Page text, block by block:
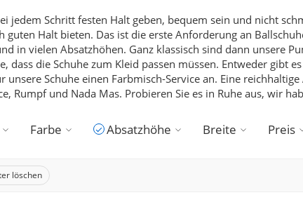
jedem Schritt festen Halt geben, bequem sein und nicht
guten Halt bieten. Das ist die erste Anforderung an
in vielen Absatzhöhen. Ganz klassisch sind dann unsere
dass die Schuhe zum Kleid passen müssen. Entweder
Schuhe einen Farbmisch-Service an. Eine
Rumpf und Nada Mas. Probieren Sie es in Ruhe aus, wir
Farbe Absatzhöhe Breite Preis
löschen